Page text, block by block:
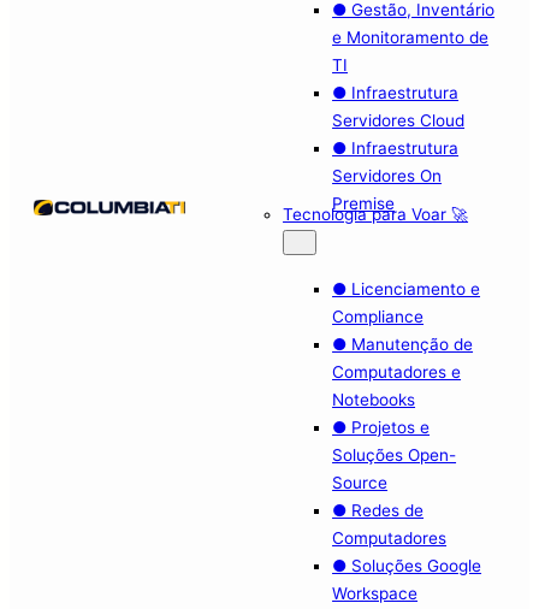
● Gestão, Inventário
e Monitoramento de
TI
● Infraestrutura
Servidores Cloud
● Infraestrutura
Servidores On
Premise
Tecnologia para Voar 🚀
● Licenciamento e
Compliance
● Manutenção de
Computadores e
Notebooks
● Projetos e
Soluções Open-
Source
● Redes de
Computadores
● Soluções Google
Workspace